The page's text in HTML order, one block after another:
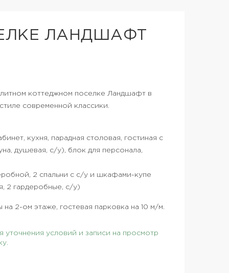
ЛАНДШАФТ
коттеджном поселке Ландшафт в
современной классики.
кухня, парадная столовая, гостиная с
душевая, с/у), блок для персонала,
2 спальни с с/у и шкафами-купе
2 гардеробные, с/у)
2-ом этаже, гостевая парковка на 10 м/м.
условий и записи на просмотр